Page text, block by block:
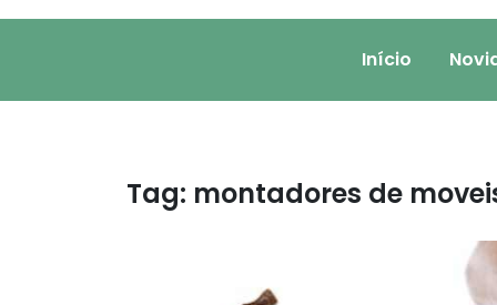
Início
Tag: montadores de